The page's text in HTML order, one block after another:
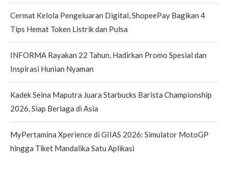
Cermat Kelola Pengeluaran Digital, ShopeePay Bagikan 4
Tips Hemat Token Listrik dan Pulsa
INFORMA Rayakan 22 Tahun, Hadirkan Promo Spesial dan
Inspirasi Hunian Nyaman
Kadek Seina Maputra Juara Starbucks Barista Championship
2026, Siap Berlaga di Asia
MyPertamina Xperience di GIIAS 2026: Simulator MotoGP
hingga Tiket Mandalika Satu Aplikasi